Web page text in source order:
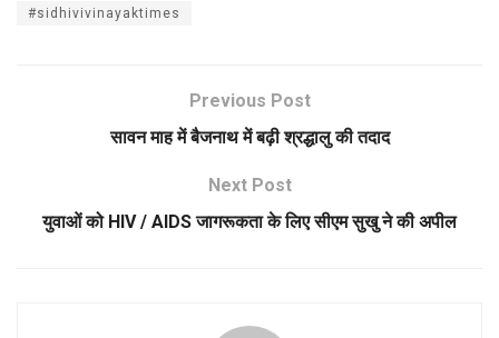
#sidhivivinayaktimes
Previous Post
सावन माह में बैजनाथ में बढ़ी श्रद्धालु की तदाद
Next Post
युवाओं को HIV / AIDS जागरूकता के लिए सीएम सुखु ने की अपील